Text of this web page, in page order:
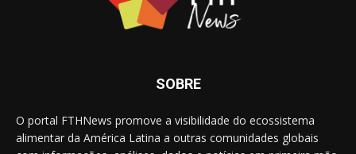
SOBRE
O portal FTHNews promove a visibilidade do ecossistema
alimentar da América Latina a outras comunidades globais